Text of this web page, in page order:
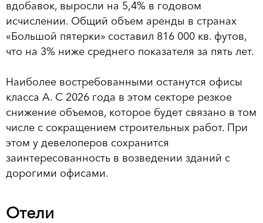
вдобавок, выросли на 5,4% в годовом
исчислении. Общий объем аренды в странах
«Большой пятерки» составил 816 000 кв. футов,
что на 3% ниже среднего показателя за пять лет.
Наиболее востребованными останутся офисы
класса А. С 2026 года в этом секторе резкое
снижение объемов, которое будет связано в том
числе с сокращением строительных работ. При
этом у девелоперов сохранится
заинтересованность в возведении зданий с
дорогими офисами.
Отели